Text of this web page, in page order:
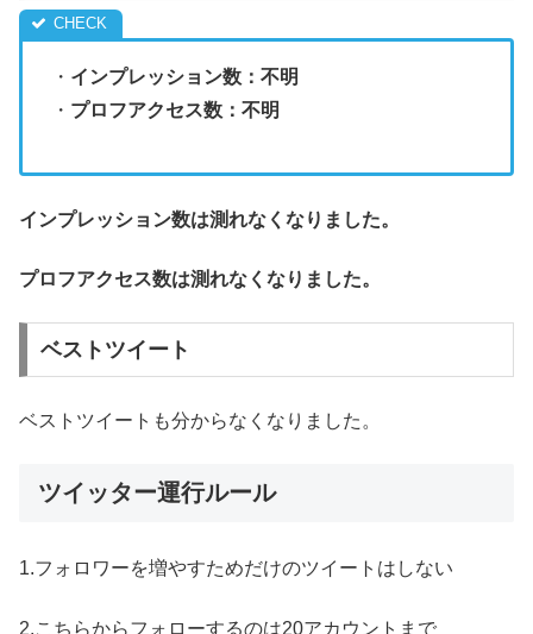
・ インプレッション数：不明
・ プロフアクセス数：不明
インプレッション数は測れなくなりました。
プロフアクセス数は測れなくなりました。
ベストツイート
ベストツイートも分からなくなりました。
ツイッター運行ルール
1.フォロワーを増やすためだけのツイートはしない
2.こちらからフォローするのは20アカウントまで